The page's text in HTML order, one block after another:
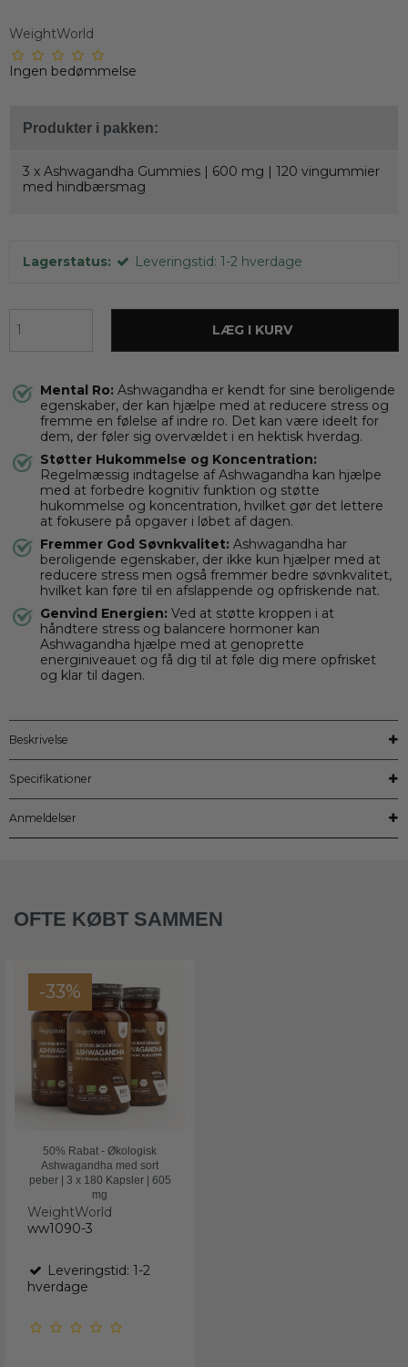
WeightWorld
Ingen bedømmelse
Produkter i pakken:
3 x Ashwagandha Gummies | 600 mg | 120 vingummier
med hindbærsmag
Lagerstatus: Leveringstid: 1-2 hverdage
LÆG I KURV
Mental Ro: Ashwagandha er kendt for sine beroligende
egenskaber, der kan hjælpe med at reducere stress og
fremme en følelse af indre ro. Det kan være ideelt for
dem, der føler sig overvældet i en hektisk hverdag.
Støtter Hukommelse og Koncentration:
Regelmæssig indtagelse af Ashwagandha kan hjælpe
med at forbedre kognitiv funktion og støtte
hukommelse og koncentration, hvilket gør det lettere
at fokusere på opgaver i løbet af dagen.
Fremmer God Søvnkvalitet: Ashwagandha har
beroligende egenskaber, der ikke kun hjælper med at
reducere stress men også fremmer bedre søvnkvalitet,
hvilket kan føre til en afslappende og opfriskende nat.
Genvind Energien: Ved at støtte kroppen i at
håndtere stress og balancere hormoner kan
Ashwagandha hjælpe med at genoprette
energiniveauet og få dig til at føle dig mere opfrisket
og klar til dagen.
Beskrivelse
Specifikationer
Anmeldelser
OFTE KØBT SAMMEN
-33%
50% Rabat - Økologisk
Ashwagandha med sort
peber | 3 x 180 Kapsler | 605
mg
WeightWorld
ww1090-3
Leveringstid: 1-2
hverdage